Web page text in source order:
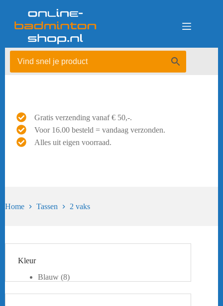
Gratis verzending vanaf € 50,-.
Voor 16.00 besteld = vandaag verzonden.
Alles uit eigen voorraad.
Home Tassen 2 vaks
Kleur
Blauw (8)
Grijs (2)